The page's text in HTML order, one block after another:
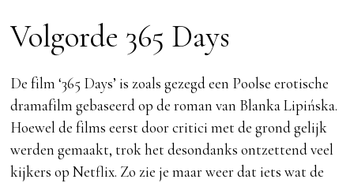
Volgorde 365 Days
De film ‘365 Days’ is zoals gezegd een Poolse erotische
dramafilm gebaseerd op de roman van Blanka Lipińska.
Hoewel de films eerst door critici met de grond gelijk
werden gemaakt, trok het desondanks ontzettend veel
kijkers op Netflix. Zo zie je maar weer dat iets wat de